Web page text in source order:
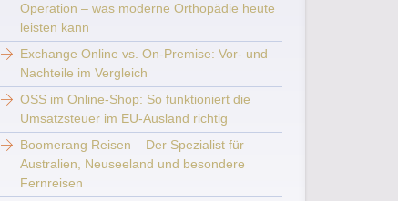
Operation – was moderne Orthopädie heute
leisten kann
Exchange Online vs. On-Premise: Vor- und
Nachteile im Vergleich
OSS im Online-Shop: So funktioniert die
Umsatzsteuer im EU-Ausland richtig
Boomerang Reisen – Der Spezialist für
Australien, Neuseeland und besondere
Fernreisen